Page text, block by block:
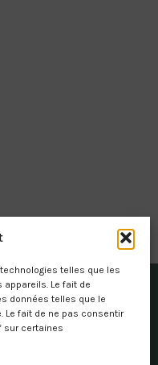
telles que les
Le fait de
données telles que le
Le fait de ne pas consentir
sur certaines